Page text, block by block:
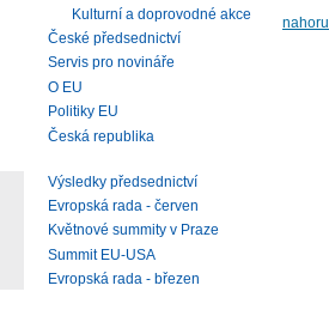
nahoru
Kulturní a doprovodné akce
České předsednictví
Servis pro novináře
O EU
Politiky EU
Česká republika
Výsledky předsednictví
Evropská rada - červen
Květnové summity v Praze
Summit EU-USA
Evropská rada - březen